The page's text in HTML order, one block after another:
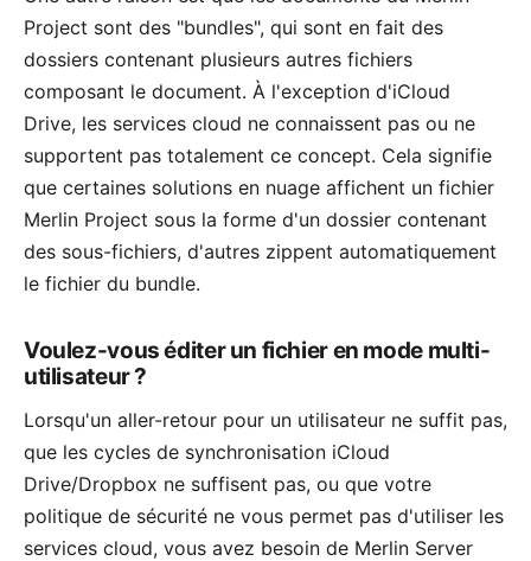
Project sont des "bundles", qui sont en fait des
dossiers contenant plusieurs autres fichiers
composant le document. À l'exception d'iCloud
Drive, les services cloud ne connaissent pas ou ne
supportent pas totalement ce concept. Cela signifie
que certaines solutions en nuage affichent un fichier
Merlin Project sous la forme d'un dossier contenant
des sous-fichiers, d'autres zippent automatiquement
le fichier du bundle.
Voulez-vous éditer un fichier en mode multi-
utilisateur ?
Lorsqu'un aller-retour pour un utilisateur ne suffit pas,
que les cycles de synchronisation iCloud
Drive/Dropbox ne suffisent pas, ou que votre
politique de sécurité ne vous permet pas d'utiliser les
services cloud, vous avez besoin de Merlin Server